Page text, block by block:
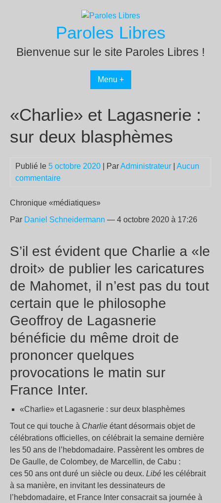
Paroles Libres
Bienvenue sur le site Paroles Libres !
Menu +
«Charlie» et Lagasnerie :
sur deux blasphèmes
Publié le 5 octobre 2020 | ParAdministrateur
Aucun
commentaire
Chronique «médiatiques»
Par Daniel Schneidermann — 4 octobre 2020 à 17:26
S’il est évident que Charlie a «le
droit» de publier les caricatures
de Mahomet, il n’est pas du tout
certain que le philosophe
Geoffroy de Lagasnerie
bénéficie du même droit de
prononcer quelques
provocations le matin sur
France Inter.
«Charlie» et Lagasnerie : sur deux blasphèmes
Tout ce qui touche à Charlie étant désormais objet de
célébrations officielles, on célébrait la semaine dernière
les 50 ans de l’hebdomadaire. Passèrent les ombres de
De Gaulle, de Colombey, de Marcellin, de Cabu :
ces 50 ans ont duré un siècle ou deux. Libé les célébrait
à sa manière, en invitant les dessinateurs de
l’hebdomadaire, et France Inter consacrait sa journée à